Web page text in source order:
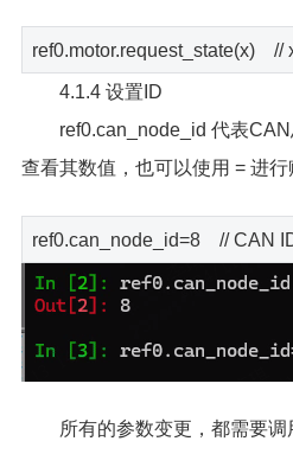
ref0.motor.request_state(x) //
4.1.4 设置ID
ref0.can_node_id 代表
查看其数值，也可以使用 = 进行
ref0.can_node_id=8 // CAN
所有的参数变更，都需要